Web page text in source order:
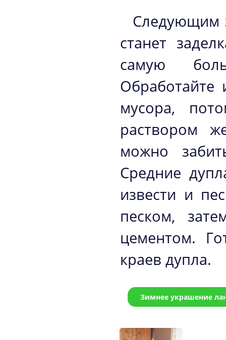
Следующим
станет
самую
мусора,
раствором
можно
Средние
извести и
песком,
цементом.
краев дупла.
Зимнее украшение